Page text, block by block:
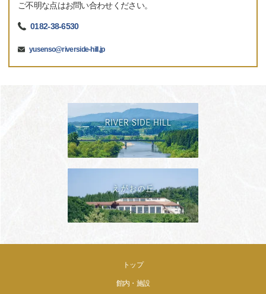
ご不明な点はお問い合わせください。
0182-38-6530
yusenso@riverside-hill.jp
トップ
館内・施設